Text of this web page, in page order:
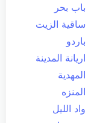
باب بحر
ساقية الزيت
باردو
اريانة المدينة
المهدية
المنزه
واد الليل